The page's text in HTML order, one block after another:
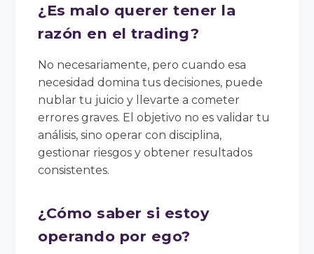
¿Es malo querer tener la
razón en el trading?
No necesariamente, pero cuando esa
necesidad domina tus decisiones, puede
nublar tu juicio y llevarte a cometer
errores graves. El objetivo no es validar tu
análisis, sino operar con disciplina,
gestionar riesgos y obtener resultados
consistentes.
¿Cómo saber si estoy
operando por ego?